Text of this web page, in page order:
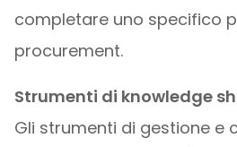
completare uno specifico
procurement.
Strumenti di knowledge
Gli strumenti di gestione e